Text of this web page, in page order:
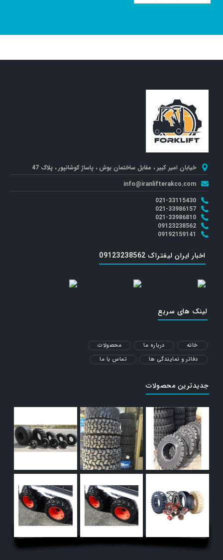
خیابان امیر کبیر ، مقابل ساختمان بوش ، پاساژ کوشانپور ، پلاک 47
info@iranlifterakco.com
021-33115430
021-33986157
021-33986810
09123238562
09192159141
اخبار ایران لیفتراک 09123238562
لینک های سریع
خانه درباره ما
محصولات
دفاتر و نمایندگی ها
تماس با ما
جدیدترین محصولات